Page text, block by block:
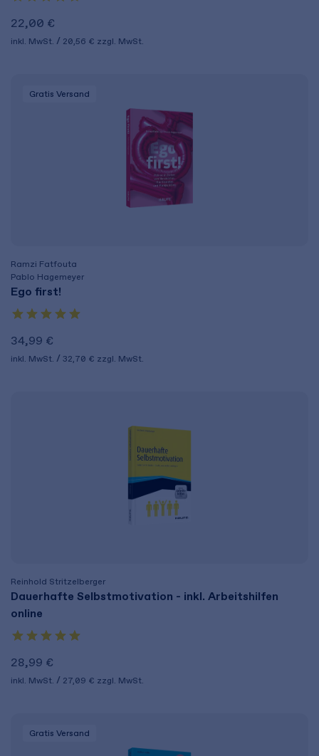
22,00 €
inkl. MwSt. 20,56 € zzgl. MwSt.
Gratis Versand
Ramzi Fatfouta
Pablo Hagemeyer
Ego first!
34,99 €
inkl. MwSt. 32,70 € zzgl. MwSt.
Reinhold Stritzelberger
Dauerhafte Selbstmotivation - inkl. Arbeitshilfen
online
28,99 €
inkl. MwSt. 27,09 € zzgl. MwSt.
Gratis Versand